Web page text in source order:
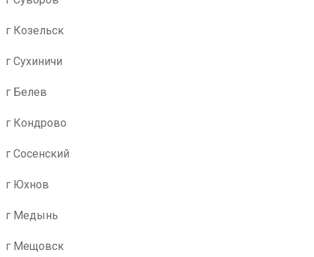
г Козельск
г Сухиничи
г Белев
г Кондрово
г Сосенский
г Юхнов
г Медынь
г Мещовск